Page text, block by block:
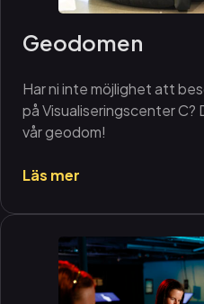
Geodomen
Har ni inte möjlighet att
på Visualiseringscenter C?
vår geodom!
Läs mer